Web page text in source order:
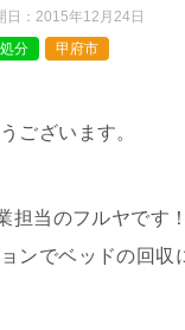
日： 2015年12月24日
分 甲府市
ございます。
担当のフルヤです！
ンでベッドの回収